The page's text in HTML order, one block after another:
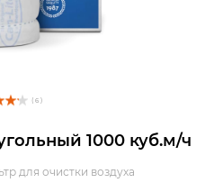
( 6 )
1000 куб.м/ч
для очистки воздуха